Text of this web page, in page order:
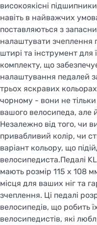
високоякісні
навіть в найважчих
поставляються з
налаштувати зчеплення
штирі та інструмент для
комплекту, що
налаштування педалей
трьох яскравих
чорному - вони не
вашого велосипеда, але
Незалежно від того, чи
привабливий колір, чи
варіант кольору, що
велосипедиста.Педалі
мають розмір 115 х 108
місця для ваших ніг та
зчеплення. Ці педалі
велосипедів, що робить
велосипедистів, які